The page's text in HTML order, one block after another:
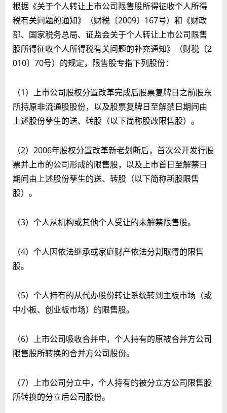
根据《关于个人转让上市公司限售股所得征收个人所得
税有关问题的通知》（财税〔2009〕167号）和《财政
部、国家税务总局、证监会关于个人转让上市公司限售
股所得征收个人所得税有关问题的补充通知》（财税〔2
010〕70号）的规定，限售股专指下列股份：
（1）上市公司股权分置改革完成后股票复牌日之前股东
所持原非流通股股份，以及股票复牌日至解禁日期间由
上述股份孳生的送、转股（以下简称股改限售股）。
（2）2006年股权分置改革新老划断后，首次公开发行股
票并上市的公司形成的限售股，以及上市首日至解禁日
期间由上述股份孳生的送、转股（以下简称新股限售
股）。
（3）个人从机构或其他个人受让的未解禁限售股。
（4）个人因依法继承或家庭财产依法分割取得的限售
股。
（5）个人持有的从代办股份转让系统转到主板市场（或
中小板、创业板市场）的限售股。
（6）上市公司吸收合并中，个人持有的原被合并方公司
限售股所转换的合并方公司股份。
（7）上市公司分立中，个人持有的被分立方公司限售股
所转换的分立后公司股份。